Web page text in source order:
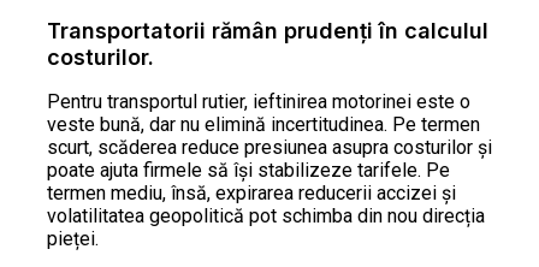
Transportatorii rămân prudenți în calculul
costurilor.
Pentru transportul rutier, ieftinirea motorinei este o
veste bună, dar nu elimină incertitudinea. Pe termen
scurt, scăderea reduce presiunea asupra costurilor și
poate ajuta firmele să își stabilizeze tarifele. Pe
termen mediu, însă, expirarea reducerii accizei și
volatilitatea geopolitică pot schimba din nou direcția
pieței.